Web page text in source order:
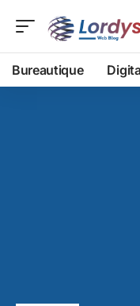
Bureautique